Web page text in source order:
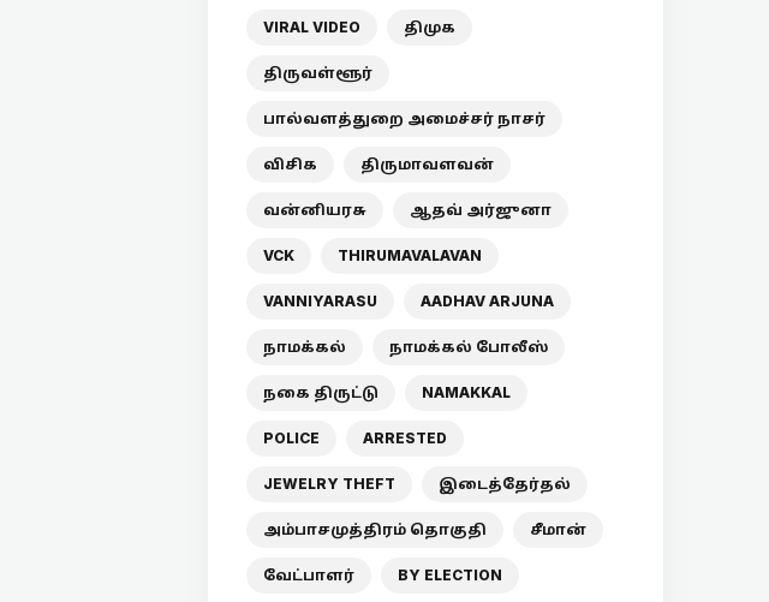
VIRAL VIDEO திமுக
திருவள்ளூர்
பால்வளத்துறை அமைச்சர் நாசர்
விசிக திருமாவளவன்
வன்னியரசு ஆதவ் அர்ஜுனா
VCK THIRUMAVALAVAN
VANNIYARASU AADHAV ARJUNA
நாமக்கல் நாமக்கல் போலீஸ்
நகை திருட்டு NAMAKKAL
POLICE ARRESTED
JEWELRY THEFT இடைத்தேர்தல்
அம்பாசமுத்திரம் தொகுதி சீமான்
வேட்பாளர் BY ELECTION